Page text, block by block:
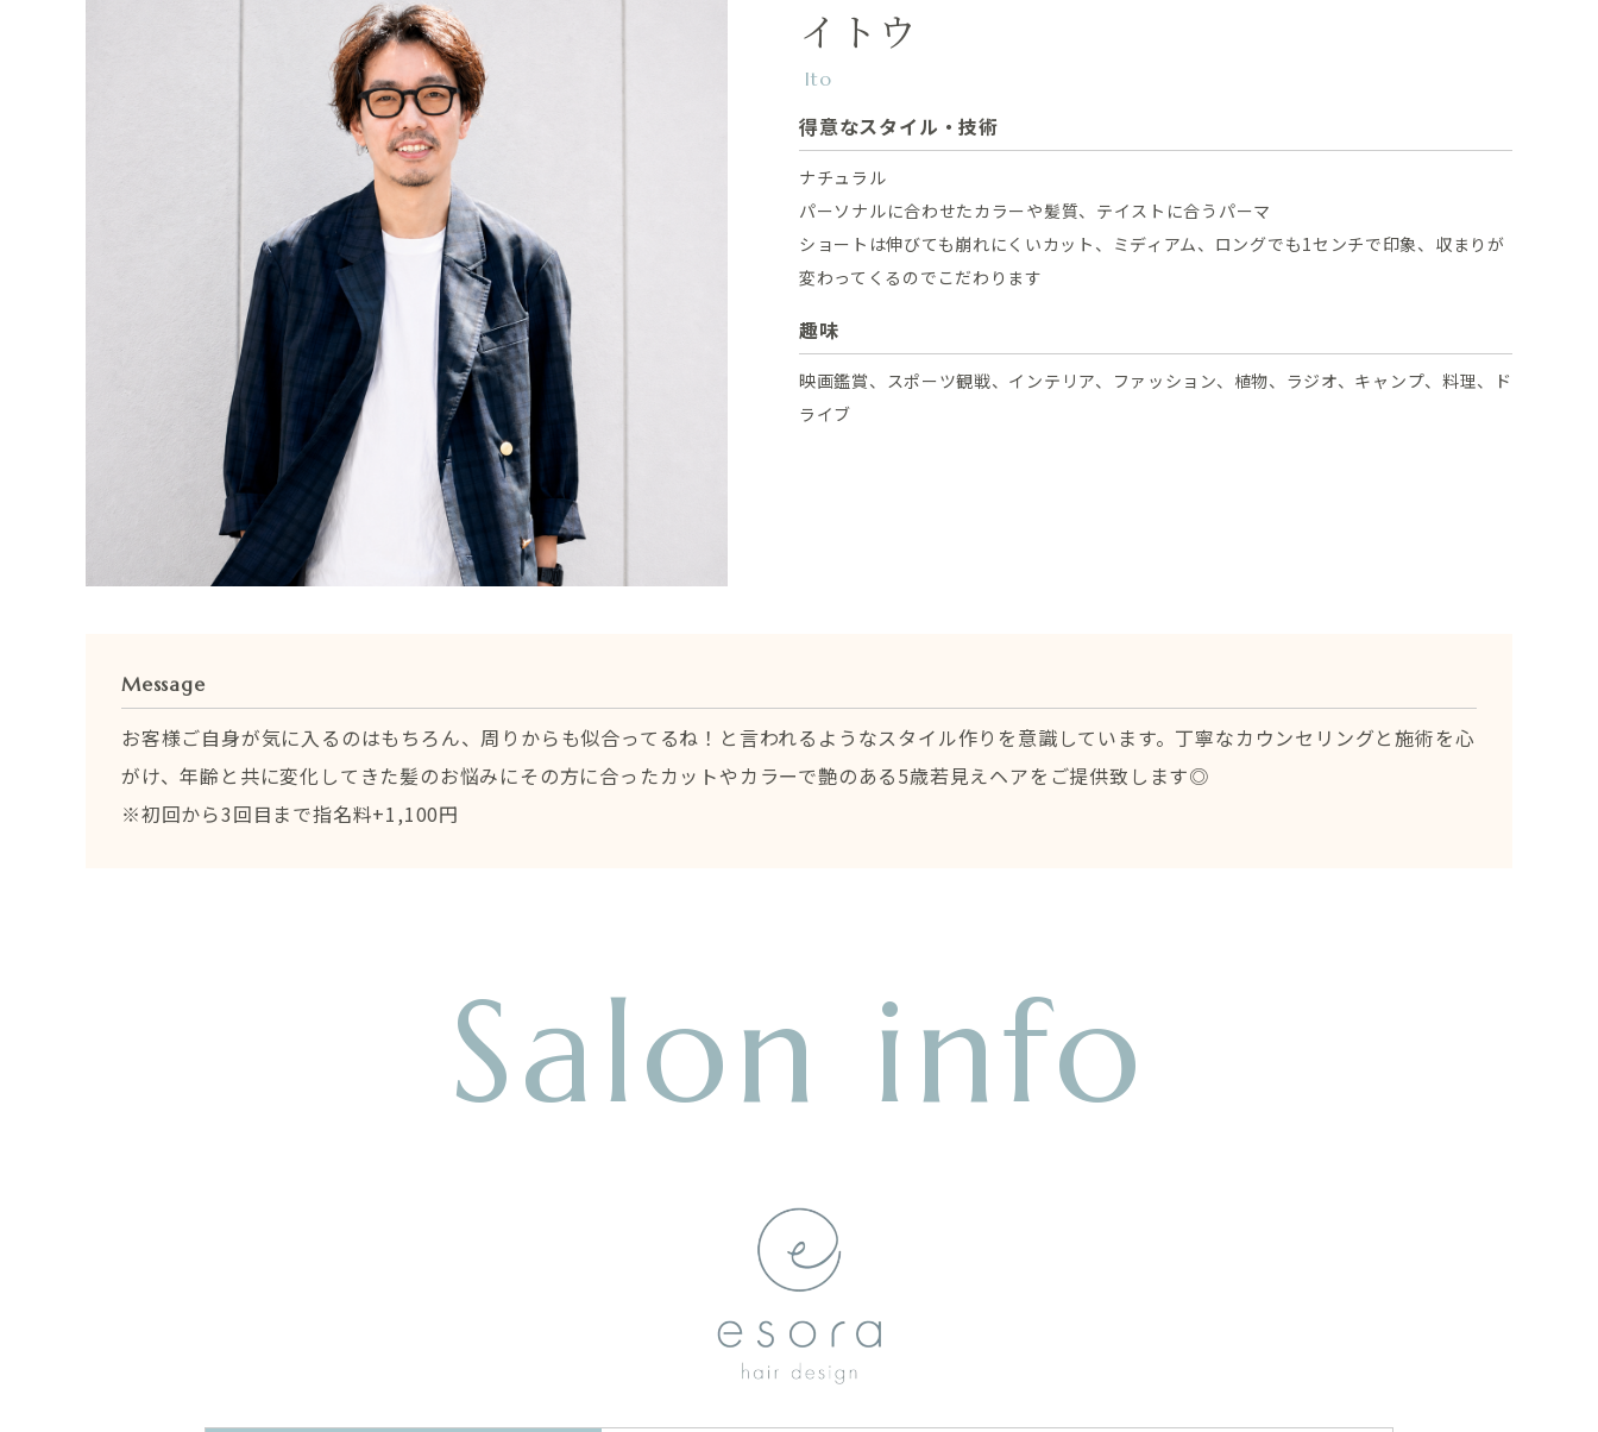
イトウ
Ito
得意なスタイル・技術
ナチュラル
パーソナルに合わせたカラーや髪質、テイストに合うパーマ
ショートは伸びても崩れにくいカット、ミディアム、ロングでも1センチで印象、収まりが
変わってくるのでこだわります
趣味
映画鑑賞、スポーツ観戦、インテリア、ファッション、植物、ラジオ、キャンプ、料理、ド
ライブ
Message
お客様ご自身が気に入るのはもちろん、周りからも似合ってるね！と言われるようなスタイル作りを意識しています。丁寧なカウンセリングと施術を心
がけ、年齢と共に変化してきた髪のお悩みにその方に合ったカットやカラーで艶のある5歳若見えヘアをご提供致します◎
※初回から3回目まで指名料+1,100円
Salon info